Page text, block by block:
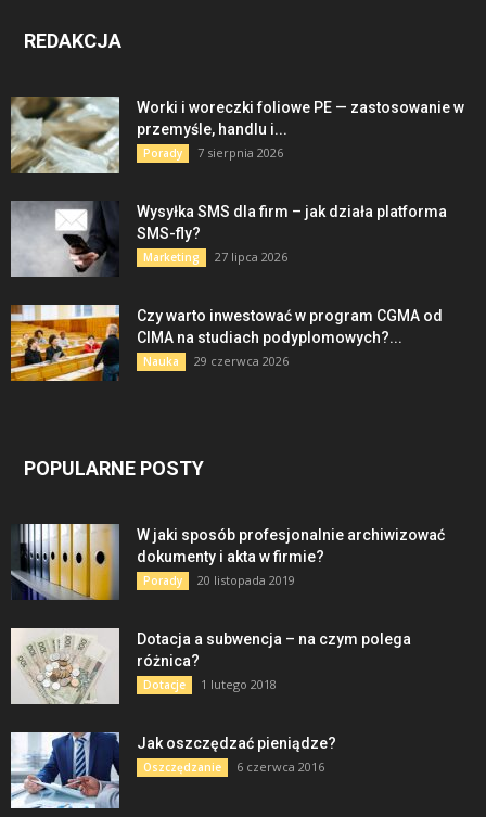
REDAKCJA
Worki i woreczki foliowe PE — zastosowanie w
przemyśle, handlu i...
Porady 7 sierpnia 2026
Wysyłka SMS dla firm – jak działa platforma
SMS-fly?
Marketing 27 lipca 2026
Czy warto inwestować w program CGMA od
CIMA na studiach podyplomowych?...
Nauka 29 czerwca 2026
POPULARNE POSTY
W jaki sposób profesjonalnie archiwizować
dokumenty i akta w firmie?
Porady 20 listopada 2019
Dotacja a subwencja – na czym polega
różnica?
Dotacje 1 lutego 2018
Jak oszczędzać pieniądze?
Oszczędzanie 6 czerwca 2016